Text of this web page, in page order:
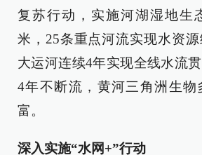
复苏行动，实施河湖湿地生
米，25条重点河流实现水资
大运河连续4年实现全线水流
4年不断流，黄河三角洲生物
富。
深入实施“水网+”行动